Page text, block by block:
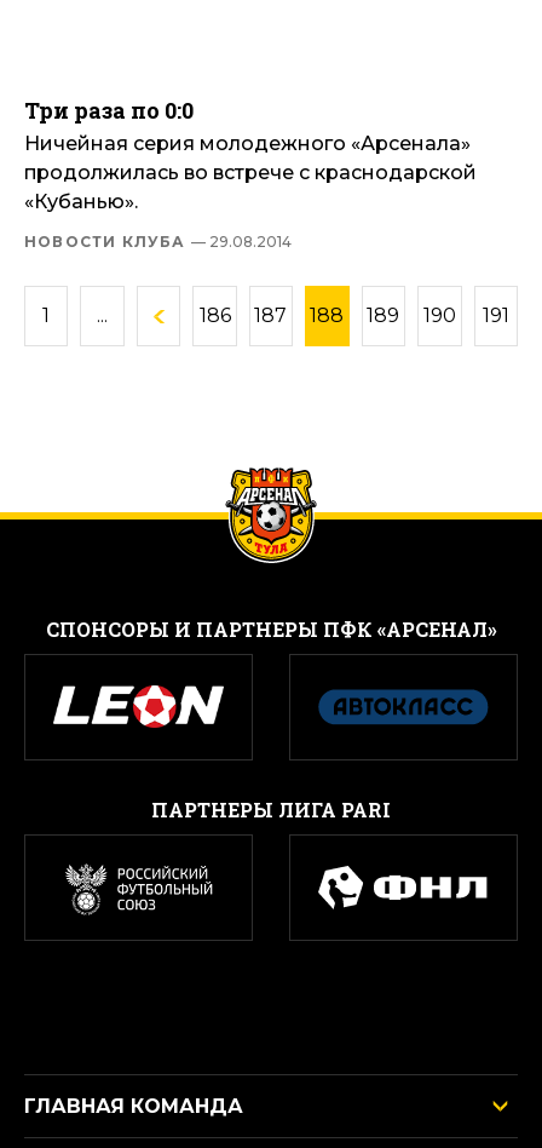
Три раза по 0:0
Ничейная серия молодежного «Арсенала»
продолжилась во встрече с краснодарской
«Кубанью».
НОВОСТИ КЛУБА — 29.08.2014
1 ... 186 187 188 189 190 191
CПОНСОРЫ И ПАРТНЕРЫ ПФК «АРСЕНАЛ»
ПАРТНЕРЫ ЛИГА PARI
ГЛАВНАЯ КОМАНДА